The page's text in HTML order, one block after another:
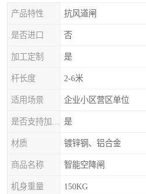
产品特性 抗风道闸
是否进口 否
加工定制 是
杆长度 2-6米
适用场景 企业小区营区单位
是
材质 镀锌钢、铝合金
商品名称 智能空降闸
机身重量 150KG